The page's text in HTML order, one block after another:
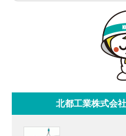
北都工業株式会